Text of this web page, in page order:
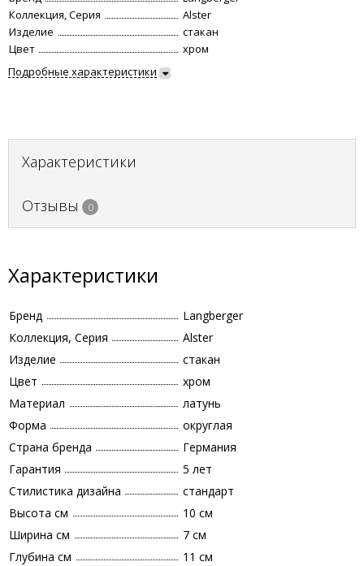
Коллекция, Серия
Alster
Изделие
стакан
Цвет
хром
Подробные характеристики
Характеристики
Отзывы 0
Характеристики
Бренд
Langberger
Коллекция, Серия
Alster
Изделие
стакан
Цвет
хром
Материал
латунь
Форма
округлая
Страна бренда
Германия
Гарантия
5 лет
Стилистика дизайна
стандарт
Высота см
10 см
Ширина см
7 см
Глубина см
11 см